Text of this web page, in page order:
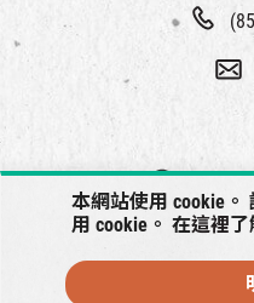
本網站使用 cookie
用 cookie。 在這裡了